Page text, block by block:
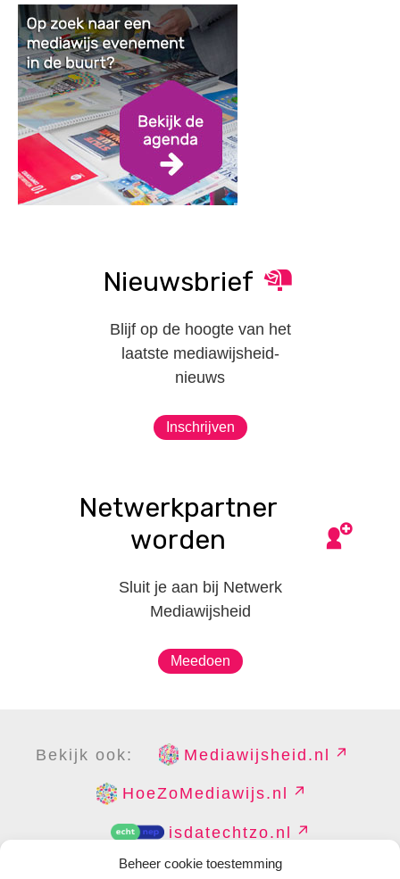
Beheer cookie toestemming
Nieuwsbrief
Blijf op de hoogte van het
laatste mediawijsheid-
nieuws
Inschrijven
Netwerkpartner
worden
Sluit je aan bij Netwerk
Mediawijsheid
Meedoen
Bekijk ook: Mediawijsheid.nl
HoeZoMediawijs.nl
isdatechtzo.nl